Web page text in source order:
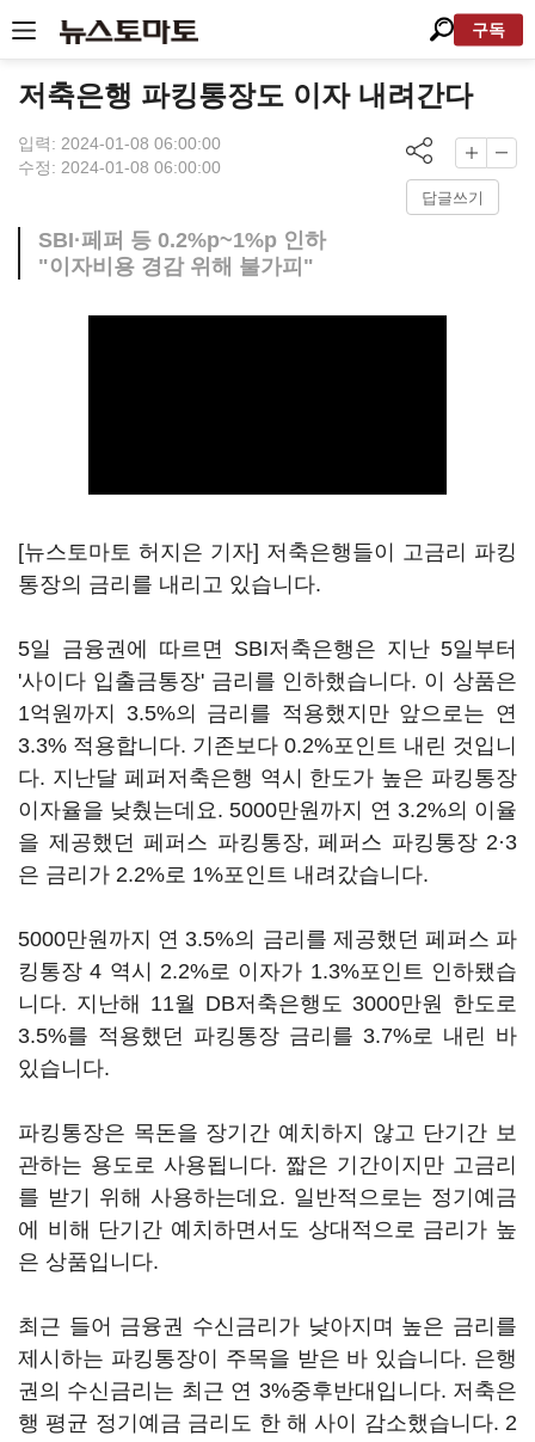
구독
저축은행 파킹통장도 이자 내려간다
입력: 2024-01-08 06:00:00
수정: 2024-01-08 06:00:00
답글쓰기
SBI·페퍼 등 0.2%p~1%p 인하
"이자비용 경감 위해 불가피"
[뉴스토마토 허지은 기자] 저축은행들이 고금리 파킹
통장의 금리를 내리고 있습니다.
5일 금융권에 따르면 SBI저축은행은 지난 5일부터
'사이다 입출금통장' 금리를 인하했습니다. 이 상품은
1억원까지 3.5%의 금리를 적용했지만 앞으로는 연
3.3% 적용합니다. 기존보다 0.2%포인트 내린 것입니
다. 지난달 페퍼저축은행 역시 한도가 높은 파킹통장
이자율을 낮췄는데요. 5000만원까지 연 3.2%의 이율
을 제공했던 페퍼스 파킹통장, 페퍼스 파킹통장 2·3
은 금리가 2.2%로 1%포인트 내려갔습니다.
5000만원까지 연 3.5%의 금리를 제공했던 페퍼스 파
킹통장 4 역시 2.2%로 이자가 1.3%포인트 인하됐습
니다. 지난해 11월 DB저축은행도 3000만원 한도로
3.5%를 적용했던 파킹통장 금리를 3.7%로 내린 바
있습니다.
파킹통장은 목돈을 장기간 예치하지 않고 단기간 보
관하는 용도로 사용됩니다. 짧은 기간이지만 고금리
를 받기 위해 사용하는데요. 일반적으로는 정기예금
에 비해 단기간 예치하면서도 상대적으로 금리가 높
은 상품입니다.
최근 들어 금융권 수신금리가 낮아지며 높은 금리를
제시하는 파킹통장이 주목을 받은 바 있습니다. 은행
권의 수신금리는 최근 연 3%중후반대입니다. 저축은
행 평균 정기예금 금리도 한 해 사이 감소했습니다. 2